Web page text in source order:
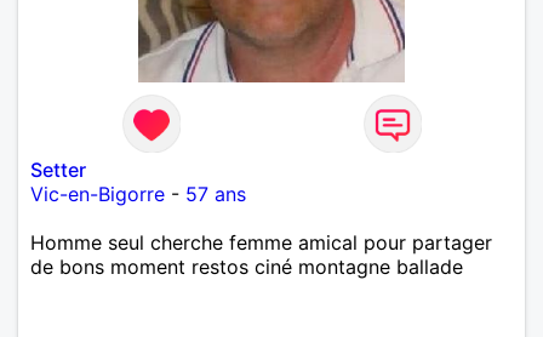
Setter
Vic-en-Bigorre - 57 ans
Homme seul cherche femme amical pour partager
de bons moment restos ciné montagne ballade